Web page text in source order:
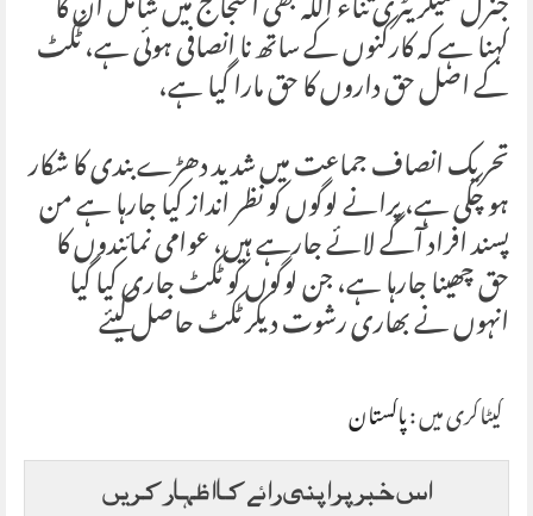
کہنا ہے کہ کارکنوں کے ساتھ نا انصافی ہوئی ہے، ٹکٹ
کے اصل حق داروں کا حق مارا گیا ہے،
تحریک انصاف جماعت میں شدید دھڑے بندی کا شکار
ہو چکی ہے، پرانے لوگوں کو نظر انداز کیا جارہا ہے من
پسند افراد آگے لائے جارہے ہیں، عوامی نمائندوں کا
حق چھینا جارہا ہے، جن لوگوں کو ٹکٹ جاری کیا گیا
انہوں نے بھاری رشوت دیکر ٹکٹ حاصل کیئے
کیٹاگری میں :پاکستان
اس خبر پر اپنی رائے کا اظہار کریں